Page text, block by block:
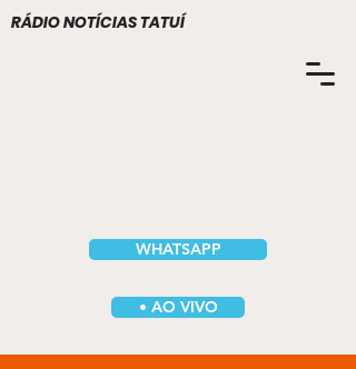
WHATSAPP
RÁDIO NOTÍCIAS TATUÍ
• AO VIVO